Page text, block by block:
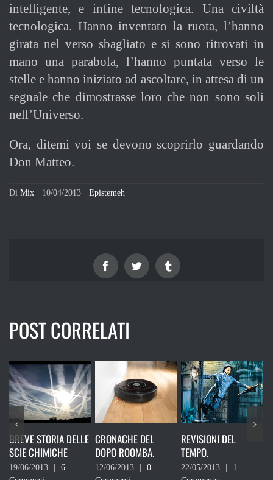
intelligente, e infine tecnologica. Una civiltà
tecnologica. Hanno inventato la ruota, l’hanno
girata nel verso sbagliato e si sono ritrovati in
mano una parabola, l’hanno puntata verso le
stelle e hanno iniziato ad ascoltare, in attesa di un
segnale che dimostrasse loro che non sono soli
nell’Universo.
Ora, ditemi voi se devono scoprirlo guardando
Don Matteo.
Di Mix | 10/04/2013 | Epistemeh
FacebookTwitter Tumblr
POST CORRELATI
DELLE
6
CRONACHE DEL
DOPO ROOMBA.
12/06/2013
0
REVISIONI DEL
TEMPO.
22/05/2013
1
IL CIELO
08/05/2013